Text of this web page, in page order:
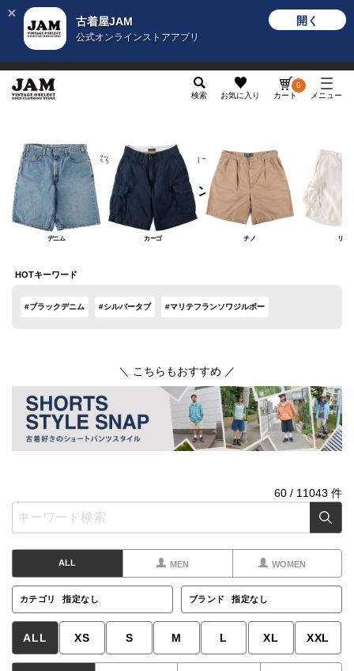
古着屋JAM
公式オンラインストアアプリ
開く
検索 お気に入り カート
0
メニュー
カテゴリから探す ボトムス ショートパンツ
ショートパンツ
デニム カーゴ チノ リネ
HOTキーワード
#ブラックデニム #シルバータブ #マリテフランソワジルボー
＼ こちらもおすすめ ／
60 / 11043 件
ALL MEN WOMEN
カテゴリ 指定なし ブランド 指定なし
ALL XS S M L XL XXL